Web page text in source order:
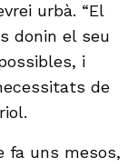
urbà. “El
donin el seu
i
de
fa uns mesos,